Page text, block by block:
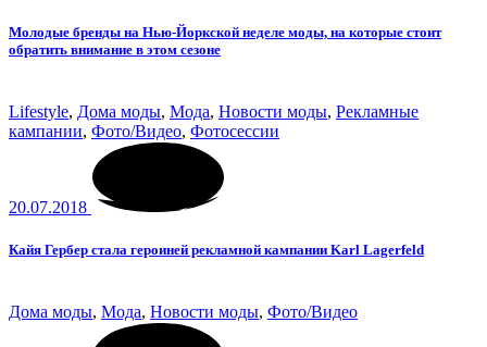
Молодые бренды на Нью-Йоркской неделе моды, на которые стоит
обратить внимание в этом сезоне
Lifestyle, Дома моды, Мода, Новости моды, Рекламные
кампании, Фото/Видео, Фотосессии
20.07.2018
Кайя Гербер стала героиней рекламной кампании Karl Lagerfeld
Дома моды, Мода, Новости моды, Фото/Видео